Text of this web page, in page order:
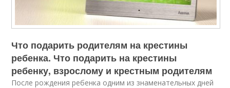
Что подарить родителям на крестины
ребенка. Что подарить на крестины
ребенку, взрослому и крестным родителям
После рождения ребенка одним из знаменательных дней